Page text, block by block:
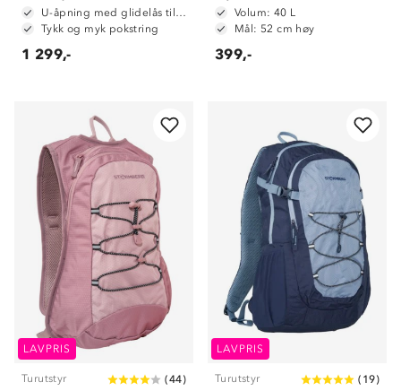
U-åpning med glidelås til hovedrom
Tykk og myk pokstring
1 299,-
Volum: 40 L
Mål: 52 cm høy
399,-
LAVPRIS
Turutstyr (44)
LAVPRIS
Turutstyr ( 19)